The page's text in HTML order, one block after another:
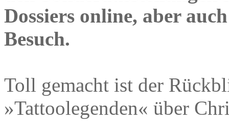
Dossiers online, aber
Besuch.
Toll gemacht ist der
»Tattoolegenden« über